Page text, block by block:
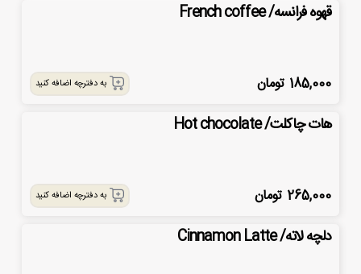
قهوه فرانسه/ French coffee
185,000 تومان به دفترچه اضافه کنید
هات چاکلت/ Hot chocolate
265,000 تومان به دفترچه اضافه کنید
دلچه لاته/ Cinnamon Latte